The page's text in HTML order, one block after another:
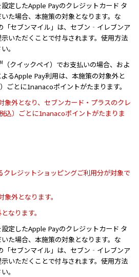
定したApple Payのクレジットカード タ
た場合、本施策の対象となります。な
「セブンマイル」は、セブン‐イレブンア
いただくことで付与されます。使用方法
。
（クイックペイ）でお支払いの場合、およ
るApple Pay利用は、本施策の対象外と
ごとに1nanacoポイントがたまります。
象外となり、セブンカード・プラスのクレ
込）ごとに1nanacoポイントがたまりま
レジットショッピングご利用分が対象で
象外となります。
なります。
定したApple Payのクレジットカード タ
た場合、本施策の対象となります。な
「セブンマイル」は、セブン‐イレブンア
いただくことで付与されます。使用方法
。